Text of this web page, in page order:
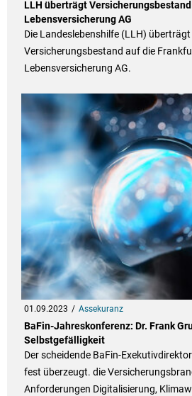
LLH überträgt
Lebensversicherung AG
Die Landeslebenshilfe (LLH) überträgt
Versicherungsbestand auf die
Lebensversicherung AG.
01.09.2023 Assekuranz
BaFin-Jahreskonferenz: Dr. Frank
Selbstgefälligkeit
Der scheidende BaFin-
fest überzeugt. die
Anforderungen Digitalisierung,